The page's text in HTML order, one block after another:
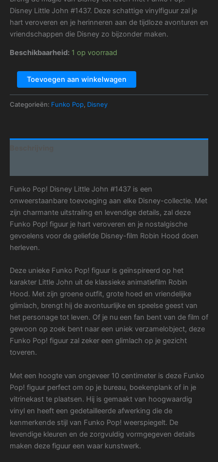
Disney Little John #1437. Deze schattige vinylfiguur zal je
hart veroveren en je herinneren aan de tijdloze avonturen en
vriendschappen die Disney zo bijzonder maken.
Beschikbaarheid: 1 op voorraad
Toevoegen aan winkelwagen
Categorieën: Funko Pop Disney
Funko Pop! Disney Little John #1437 is een
onweerstaanbare toevoeging aan elke Disney-collectie. Met
zijn charmante uitstraling en levendige details, zal deze
Funko Pop! figuur je hart veroveren en je nostalgische
gevoelens voor de geliefde Disney-film Robin Hood doen
herleven.
Deze unieke Funko Pop! figuur is geïnspireerd op het
karakter Little John uit de klassieke animatiefilm Robin
Hood. Met zijn groene outfit, grote hoed en vriendelijke
glimlach, brengt hij de avontuurlijke en speelse geest van
het personage tot leven. Of je nu een fan bent van de film of
gewoon op zoek bent naar een uniek verzamelobject, deze
Funko Pop! figuur zal zeker een glimlach op je gezicht
toveren.
Met een hoogte van ongeveer 10 centimeter is deze Funko
Pop! figuur perfect om op je bureau, boekenplank of in je
vitrinekast te plaatsen. Hij is gemaakt van hoogwaardig
vinyl en heeft een gedetailleerde afwerking die de
kenmerkende stijl van Funko Pop! weerspiegelt. De
levendige kleuren en de zorgvuldig vormgegeven details
maken deze figuur een waar kunstwerk.